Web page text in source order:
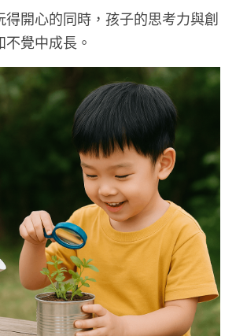
得開心的同時，孩子的思考力與創
覺中成長。